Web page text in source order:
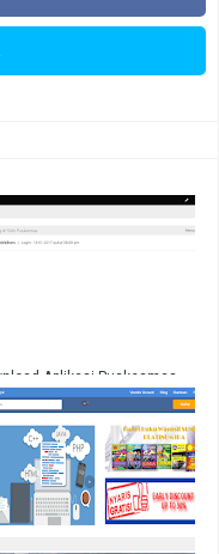
Aplikasi Puskesmas
Codeigniter Full